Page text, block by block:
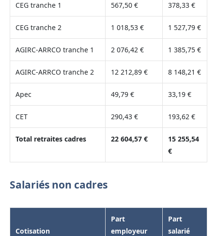
CEG tranche 1 567,50 € 378,33 €
CEG tranche 2 1 018,53 € 1 527,79 €
AGIRC-ARRCO tranche 1 2 076,42 € 1 385,75 €
AGIRC-ARRCO tranche 2 12 212,89 € 8 148,21 €
Apec 49,79 € 33,19 €
CET 290,43 € 193,62 €
Total retraites cadres 22 604,57 €
15 255,54
€
Salariés non cadres
Cotisation
Part
employeur
Part
salarié